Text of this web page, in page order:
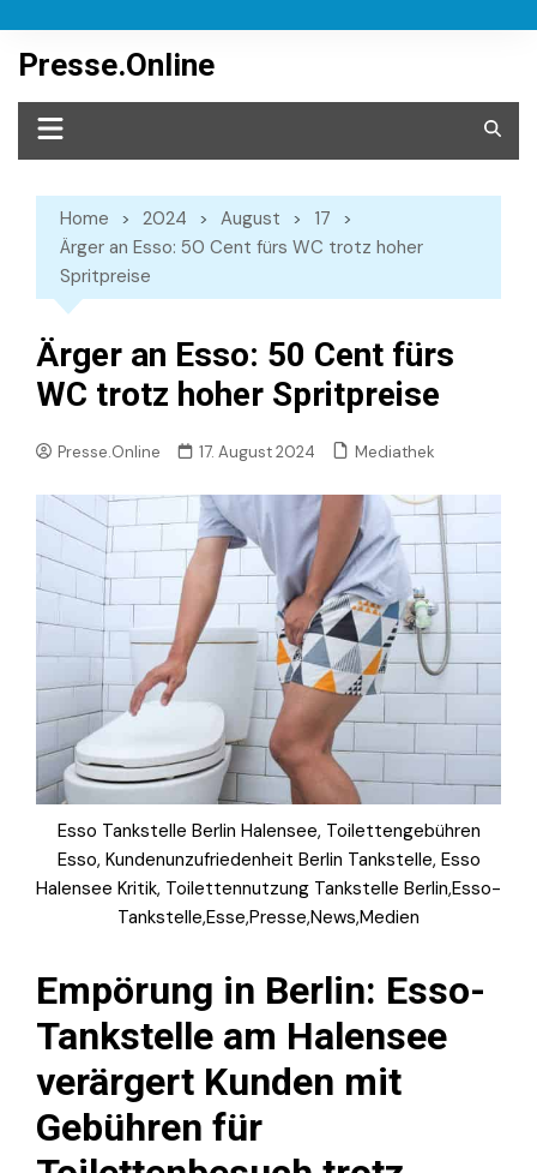
content
Presse.Online
Home 2024 August
17
Ärger an Esso: 50 Cent fürs WC trotz hoher
Spritpreise
Ärger an Esso: 50 Cent fürs
WC trotz hoher Spritpreise
Presse.Online 17. August 2024 Mediathek
Esso Tankstelle Berlin Halensee, Toilettengebühren
Esso, Kundenunzufriedenheit Berlin Tankstelle, Esso
Halensee Kritik, Toilettennutzung Tankstelle Berlin,Esso-
Tankstelle,Esse,Presse,News,Medien
Empörung in Berlin: Esso-
Tankstelle am Halensee
verärgert Kunden mit
Gebühren für